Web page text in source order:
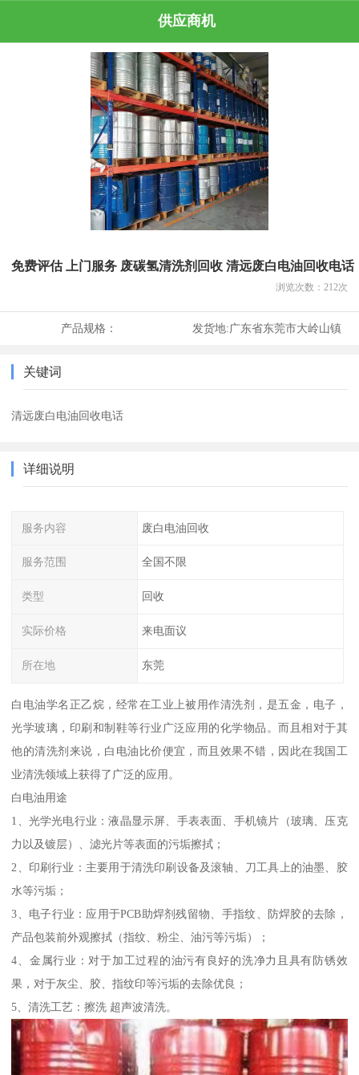
供应商机
免费评估 上门服务 废碳氢清洗剂回收 清远废白电油回收电话
浏览次数： 212次
产品规格： 发货地:广东省东莞市大岭山镇
关键词
清远废白电油回收电话
详细说明
服务内容 废白电油回收
服务范围 全国不限
类型 回收
实际价格 来电面议
所在地 东莞
白电油学名正乙烷，经常在工业上被用作清洗剂，是五金，电子，
光学玻璃，印刷和制鞋等行业广泛应用的化学物品。而且相对于其
他的清洗剂来说，白电油比价便宜，而且效果不错，因此在我国工
业清洗领域上获得了广泛的应用。
白电油用途
1、光学光电行业：液晶显示屏、手表表面、手机镜片（玻璃、压克
力以及镀层）、滤光片等表面的污垢擦拭；
2、印刷行业：主要用于清洗印刷设备及滚轴、刀工具上的油墨、胶
水等污垢；
3、电子行业：应用于PCB助焊剂残留物、手指纹、防焊胶的去除，
产品包装前外观擦拭（指纹、粉尘、油污等污垢）；
4、金属行业：对于加工过程的油污有良好的洗净力且具有防锈效
果，对于灰尘、胶、指纹印等污垢的去除优良；
5、清洗工艺：擦洗 超声波清洗。